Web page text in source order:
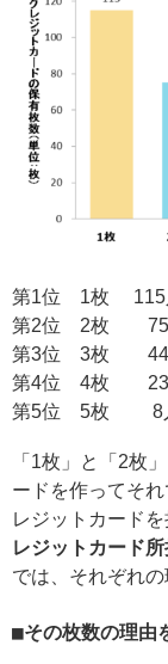
第1位 1枚 115
第2位 2枚 75
第3位 3枚 44
第4位 4枚 23
第5位 5枚 8人
「1枚」と「2枚
ードを作ってそ
レジットカード
レジットカード
では、それぞれの
■その枚数の理由